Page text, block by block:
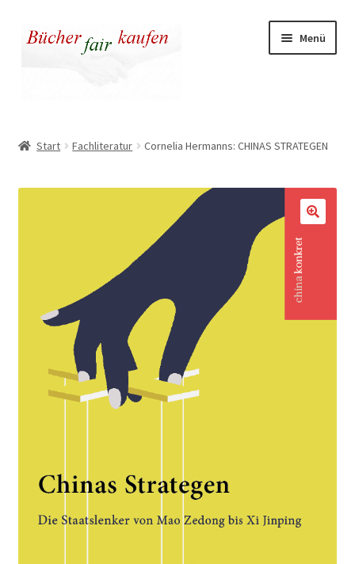
Zur
Navigation
Zum
Inhalt
Menü
Start Fachliteratur Cornelia Hermanns: CHINAS STRATEGEN